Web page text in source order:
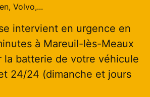
Volvo,...
intervient en urgence en
à Mareuil-lès-Meaux
la batterie de votre véhicule
24/24 (dimanche et jours